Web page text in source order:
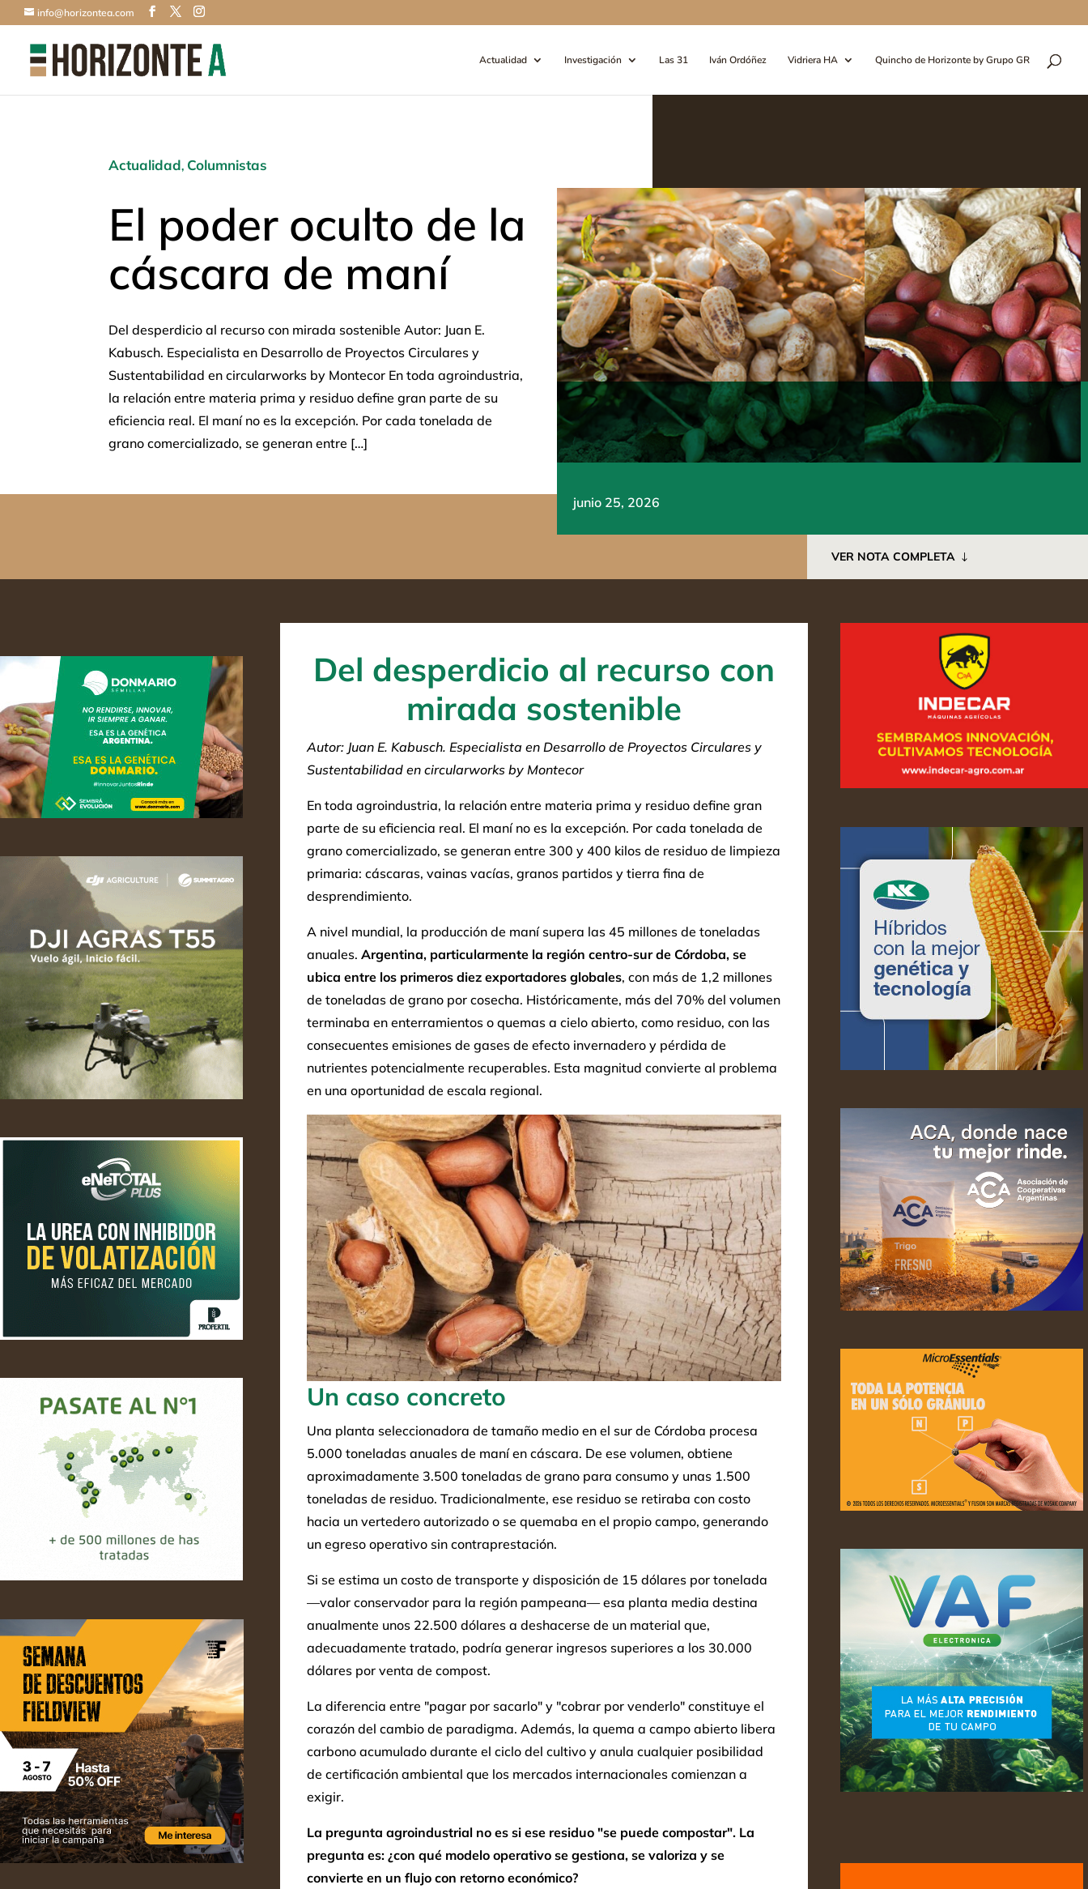
info@horizontea.com
Actualidad Investigación Las 31 Iván Ordóñez Vidriera HA Quincho de Horizonte by Grupo GR
Actualidad, Columnistas
El poder oculto de la
cáscara de maní
Del desperdicio al recurso con mirada sostenible Autor: Juan E.
Kabusch. Especialista en Desarrollo de Proyectos Circulares y
Sustentabilidad en circularworks by Montecor En toda agroindustria,
la relación entre materia prima y residuo define gran parte de su
eficiencia real. El maní no es la excepción. Por cada tonelada de
grano comercializado, se generan entre […]
junio 25, 2026
VER NOTA COMPLETA
Del desperdicio al recurso con
mirada sostenible
Autor: Juan E. Kabusch. Especialista en Desarrollo de Proyectos Circulares y
Sustentabilidad en circularworks by Montecor
En toda agroindustria, la relación entre materia prima y residuo define gran
parte de su eficiencia real. El maní no es la excepción. Por cada tonelada de
grano comercializado, se generan entre 300 y 400 kilos de residuo de limpieza
primaria: cáscaras, vainas vacías, granos partidos y tierra fina de
desprendimiento.
A nivel mundial, la producción de maní supera las 45 millones de toneladas
anuales. Argentina, particularmente la región centro-sur de Córdoba, se
ubica entre los primeros diez exportadores globales, con más de 1,2 millones
de toneladas de grano por cosecha. Históricamente, más del 70% del volumen
terminaba en enterramientos o quemas a cielo abierto, como residuo, con las
consecuentes emisiones de gases de efecto invernadero y pérdida de
nutrientes potencialmente recuperables. Esta magnitud convierte al problema
en una oportunidad de escala regional.
Un caso concreto
Una planta seleccionadora de tamaño medio en el sur de Córdoba procesa
5.000 toneladas anuales de maní en cáscara. De ese volumen, obtiene
aproximadamente 3.500 toneladas de grano para consumo y unas 1.500
toneladas de residuo. Tradicionalmente, ese residuo se retiraba con costo
hacia un vertedero autorizado o se quemaba en el propio campo, generando
un egreso operativo sin contraprestación.
Si se estima un costo de transporte y disposición de 15 dólares por tonelada
—valor conservador para la región pampeana— esa planta media destina
anualmente unos 22.500 dólares a deshacerse de un material que,
adecuadamente tratado, podría generar ingresos superiores a los 30.000
dólares por venta de compost.
La diferencia entre "pagar por sacarlo" y "cobrar por venderlo" constituye el
corazón del cambio de paradigma. Además, la quema a campo abierto libera
carbono acumulado durante el ciclo del cultivo y anula cualquier posibilidad
de certificación ambiental que los mercados internacionales comienzan a
exigir.
La pregunta agroindustrial no es si ese residuo "se puede compostar". La
pregunta es: ¿con qué modelo operativo se gestiona, se valoriza y se
convierte en un flujo con retorno económico?